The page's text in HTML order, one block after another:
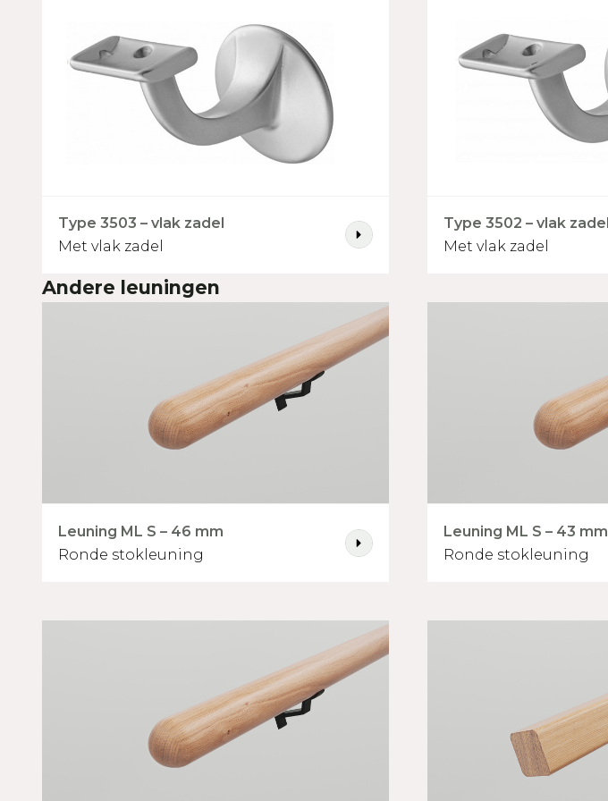
Type 3503 – vlak zadel
Met vlak zadel
Type 3502 – vlak zadel
Met vlak zadel
Andere leuningen
Leuning ML S – 46 mm
Ronde stokleuning
Leuning ML S – 43 mm
Ronde stokleuning